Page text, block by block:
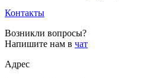
Контакты
Возникли вопросы?
Напишите нам в чат
Адрес